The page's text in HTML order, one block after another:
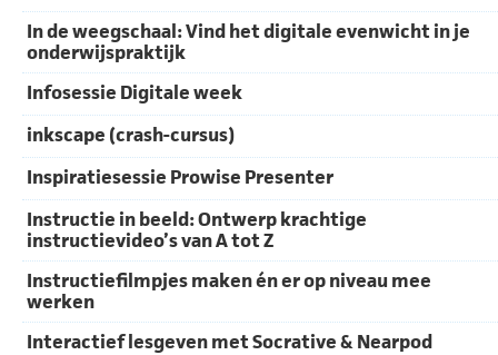
In de weegschaal: Vind het digitale evenwicht in je
onderwijspraktijk
Infosessie Digitale week
inkscape (crash-cursus)
Inspiratiesessie Prowise Presenter
Instructie in beeld: Ontwerp krachtige
instructievideo’s van A tot Z
Instructiefilmpjes maken én er op niveau mee
werken
Interactief lesgeven met Socrative & Nearpod